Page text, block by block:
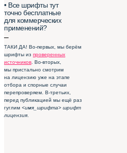
• Все шрифты тут
точно бесплатные
для коммерческих
применений?
–
ТАКИ ДА! Во-первых, мы берём
шрифты из проверенных
источников . Во-вторых,
мы пристально смотрим
на лицензию уже на этапе
отбора и спорные случаи
перепроверяем. В-третьих,
перед публикацией мы ещё раз
гуглим <имя_шрифта> шрифт
лицензия